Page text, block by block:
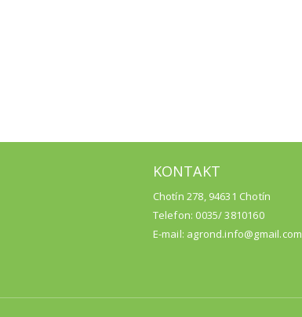
KONTAKT
Chotín 278, 94631 Chotín
Telefon: 0035/ 3810160
E-mail: agrond.info@gmail.com